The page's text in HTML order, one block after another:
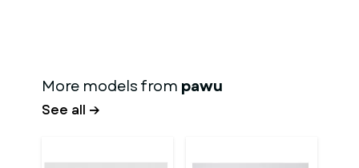
More models from pawu
See all →